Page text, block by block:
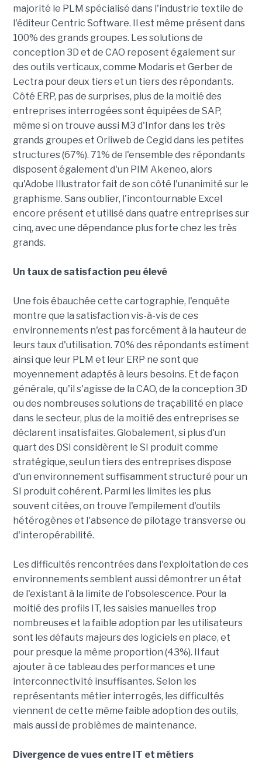
majorité le PLM spécialisé dans l'industrie textile de
l'éditeur Centric Software. Il est même présent dans
100% des grands groupes. Les solutions de
conception 3D et de CAO reposent également sur
des outils verticaux, comme Modaris et Gerber de
Lectra pour deux tiers et un tiers des répondants.
Côté ERP, pas de surprises, plus de la moitié des
entreprises interrogées sont équipées de SAP,
même si on trouve aussi M3 d'Infor dans les très
grands groupes et Orliweb de Cegid dans les petites
structures (67%). 71% de l'ensemble des répondants
disposent également d'un PIM Akeneo, alors
qu'Adobe Illustrator fait de son côté l'unanimité sur le
graphisme. Sans oublier, l'incontournable Excel
encore présent et utilisé dans quatre entreprises sur
cinq, avec une dépendance plus forte chez les très
grands.
Un taux de satisfaction peu élevé
Une fois ébauchée cette cartographie, l'enquête
montre que la satisfaction vis-à-vis de ces
environnements n'est pas forcément à la hauteur de
leurs taux d'utilisation. 70% des répondants estiment
ainsi que leur PLM et leur ERP ne sont que
moyennement adaptés à leurs besoins. Et de façon
générale, qu'il s'agisse de la CAO, de la conception 3D
ou des nombreuses solutions de traçabilité en place
dans le secteur, plus de la moitié des entreprises se
déclarent insatisfaites. Globalement, si plus d'un
quart des DSI considèrent le SI produit comme
stratégique, seul un tiers des entreprises dispose
d'un environnement suffisamment structuré pour un
SI produit cohérent. Parmi les limites les plus
souvent citées, on trouve l'empilement d'outils
hétérogènes et l'absence de pilotage transverse ou
d'interopérabilité.
Les difficultés rencontrées dans l'exploitation de ces
environnements semblent aussi démontrer un état
de l'existant à la limite de l'obsolescence. Pour la
moitié des profils IT, les saisies manuelles trop
nombreuses et la faible adoption par les utilisateurs
sont les défauts majeurs des logiciels en place, et
pour presque la même proportion (43%). Il faut
ajouter à ce tableau des performances et une
interconnectivité insuffisantes. Selon les
représentants métier interrogés, les difficultés
viennent de cette même faible adoption des outils,
mais aussi de problèmes de maintenance.
Divergence de vues entre IT et métiers